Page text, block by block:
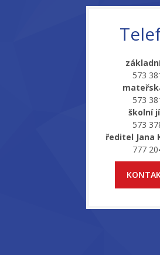
573
573
školní
573
ředitel Jana
777